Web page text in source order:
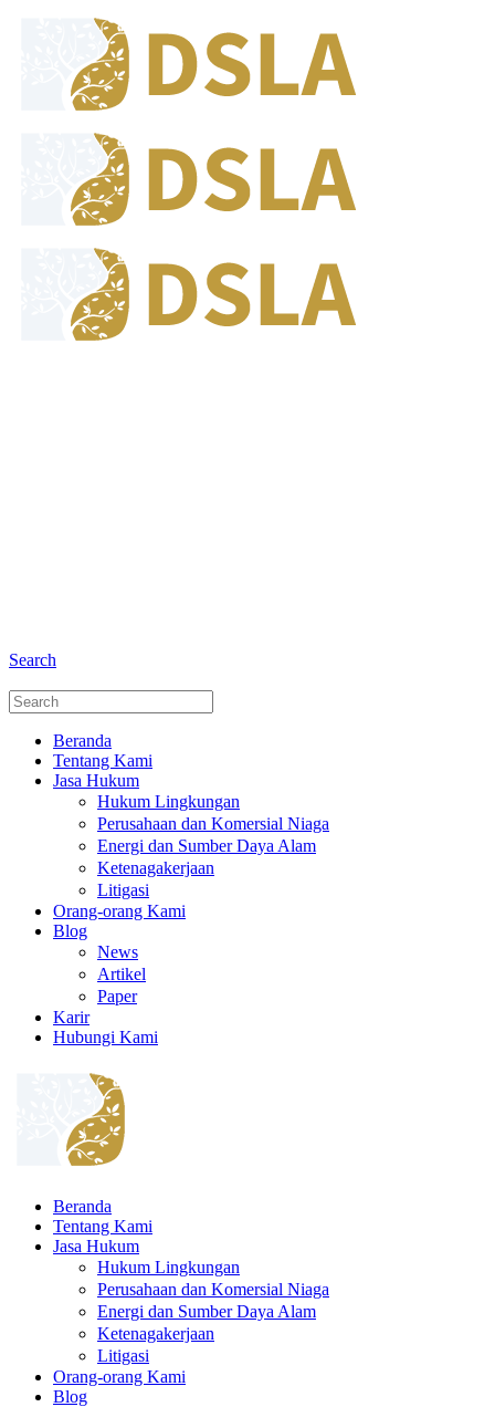
Search
Beranda
Tentang Kami
Jasa Hukum
Hukum Lingkungan
Perusahaan dan Komersial Niaga
Energi dan Sumber Daya Alam
Ketenagakerjaan
Litigasi
Orang-orang Kami
Blog
News
Artikel
Paper
Karir
Hubungi Kami
Beranda
Tentang Kami
Jasa Hukum
Hukum Lingkungan
Perusahaan dan Komersial Niaga
Energi dan Sumber Daya Alam
Ketenagakerjaan
Litigasi
Orang-orang Kami
Blog